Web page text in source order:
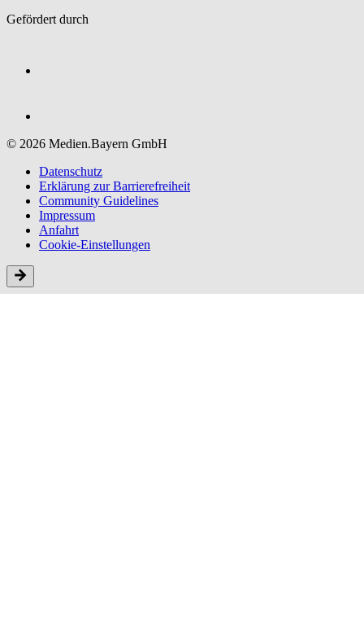
Gefördert durch
© 2026 Medien.Bayern GmbH
Datenschutz
Erklärung zur Barriere­freiheit
Community Guidelines
Impressum
Anfahrt
Cookie-Einstellungen